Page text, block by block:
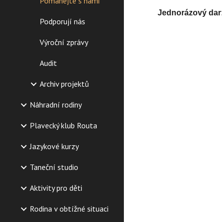
Podporují nás
Výroční zprávy
Audit
Archiv projektů
Náhradní rodiny
Plavecký klub Routa
Jazykové kurzy
Taneční studio
Aktivity pro děti
Rodina v obtížné situaci
Jednorázový